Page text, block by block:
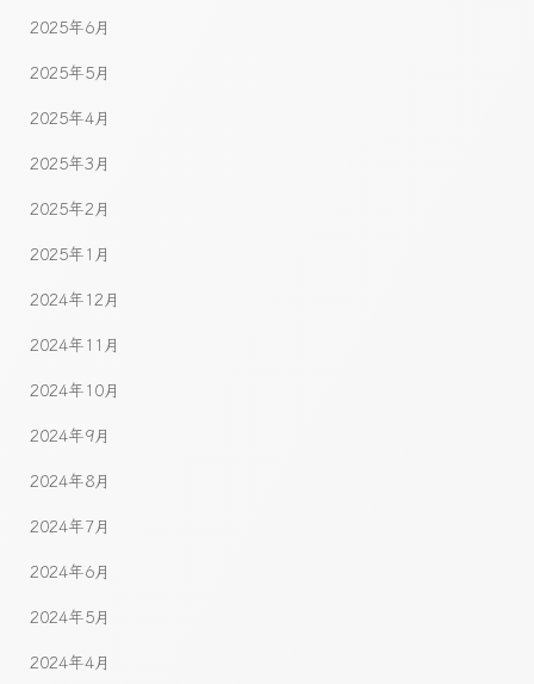
2025年6月
2025年5月
2025年4月
2025年3月
2025年2月
2025年1月
2024年12月
2024年11月
2024年10月
2024年9月
2024年8月
2024年7月
2024年6月
2024年5月
2024年4月